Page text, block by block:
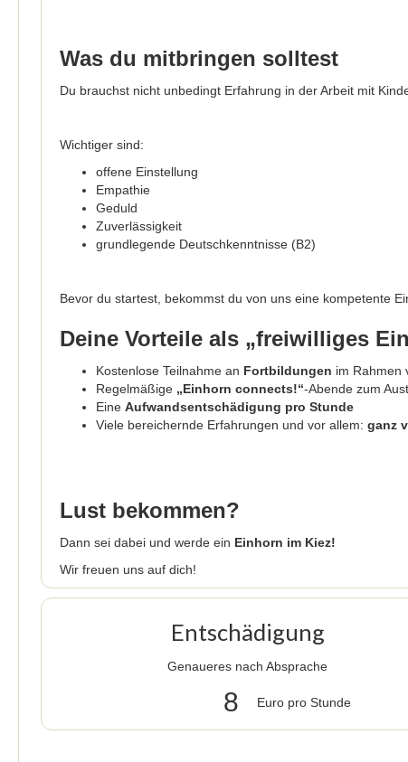
Was du mitbringen solltest
Du brauchst nicht unbedingt Erfahrung in der Arbeit mit
Wichtiger sind:
offene Einstellung
Empathie
Geduld
Zuverlässigkeit
grundlegende Deutschkenntnisse (B2)
Bevor du startest, bekommst du von uns eine kompetente
Deine Vorteile als „freiwilliges
Kostenlose Teilnahme an Fortbildungen im Rahmen
Regelmäßige „Einhorn connects!“-Abende zum
Eine Aufwandsentschädigung pro Stunde
Viele bereichernde Erfahrungen und vor allem: ganz
Lust bekommen?
Dann sei dabei und werde ein Einhorn im Kiez!
Wir freuen uns auf dich!
Entschädigung
Genaueres nach Absprache
8 Euro pro Stunde